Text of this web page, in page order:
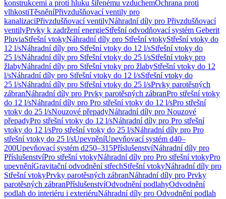
konstrukcemi a proti hluku šířenému vzduchemOchrana proti
vlhkostiTěsněníPřivzdušňovací ventily pro
kanalizaciPřivzdušňovací ventilyNáhradní díly pro Přivzdušňovací
ventilyPrvky k zadržení energieStřešní odvodňovací systém Geberit
PluviaStřešní vtokyNáhradní díly pro Střešní vtokyStřešní vtoky do
12 l/sNáhradní díly pro Střešní vtoky do 12 l/sStřešní vtoky do
25 l/sNáhradní díly pro Střešní vtoky do 25 l/sStřešní vtoky pro
žlabyNáhradní díly pro Střešní vtoky pro žlabyStřešní vtoky do 12
l/sNáhradní díly pro Střešní vtoky do 12 l/sStřešní vtoky do
25 l/sNáhradní díly pro Střešní vtoky do 25 l/sPrvky parotěsných
zábranNáhradní díly pro Prvky parotěsných zábranPro střešní vtoky
do 12 l/sNáhradní díly pro Pro střešní vtoky do 12 l/sPro střešní
vtoky do 25 l/sNouzové přepadyNáhradní díly pro Nouzové
přepadyPro střešní vtoky do 12 l/sNáhradní díly pro Pro střešní
vtoky do 12 l/sPro střešní vtoky do 25 l/sNáhradní díly pro Pro
střešní vtoky do 25 l/sUpevněníUpevňovací systém d40–
200Upevňovací systém d250–315PříslušenstvíNáhradní díly pro
PříslušenstvíPro střešní vtokyNáhradní díly pro Pro střešní vtokyPro
upevněníGravitační odvodnění střechStřešní vtokyNáhradní díly pro
Střešní vtokyPrvky parotěsných zábranNáhradní díly pro Prvky
parotěsných zábranPříslušenstvíOdvodnění podlahyOdvodnění
podlah do interiéru i exteriéruNáhradní díly pro Odvodnění podlah